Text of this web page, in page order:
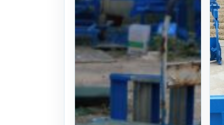
26식((0시간)시
간)
. 150일 전
(904)
문의